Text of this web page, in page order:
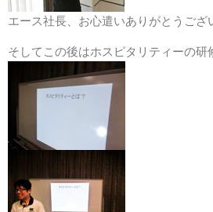
エース社長、お心遣いありがとうござ
そしてこの後はホスピタリティーの研